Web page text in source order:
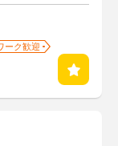
ーク歓迎